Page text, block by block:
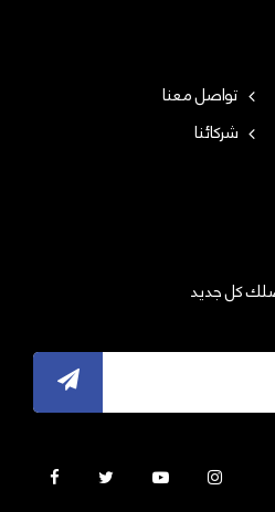
تواصل معنا
شركائنا
كل جديد